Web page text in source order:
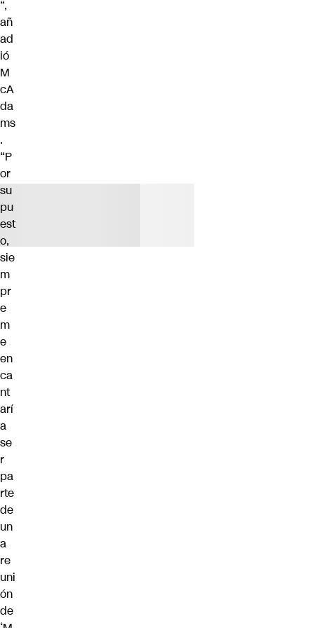
“,
añ
ad
ió
M
cA
da
ms
.
“P
or
su
pu
est
o,
sie
m
pr
e
m
e
en
ca
nt
arí
a
se
r
pa
rte
de
un
a
re
uni
ón
de